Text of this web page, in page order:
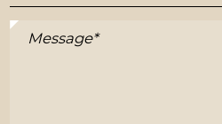
Message*